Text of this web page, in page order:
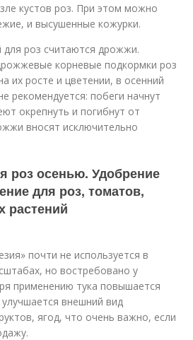
кустов роз. При этом можно
и высушенные кожурки.
роз считаются дрожжи.
корневые подкормки роз
их росте и цветении, в осенний
рекомендуется: побеги начнут
окрепнуть и погибнут от
вносят исключительно
роз осенью. Удобрение
для роз, томатов,
растений
почти не используется в
но востребовано у
применению тука повышается
внешний вид
ягод, что очень важно, если